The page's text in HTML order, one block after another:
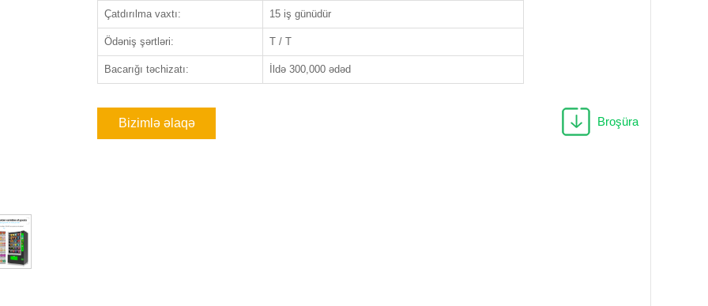
Çatdırılma vaxtı: 15 iş günüdür
Ödəniş şərtləri: T / T
Bacarığı təchizatı: İldə 300,000 ədəd
Bizimlə əlaqə Broşüra